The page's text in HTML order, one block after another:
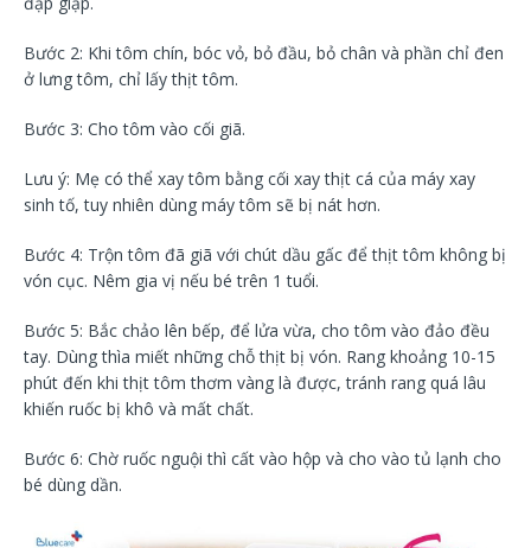
Bước 2: Khi tôm chín, bóc vỏ, bỏ đầu, bỏ chân và phần chỉ đen
ở lưng tôm, chỉ lấy thịt tôm.
Bước 3: Cho tôm vào cối giã.
Lưu ý: Mẹ có thể xay tôm bằng cối xay thịt cá của máy xay
sinh tố, tuy nhiên dùng máy tôm sẽ bị nát hơn.
Bước 4: Trộn tôm đã giã với chút dầu gấc để thịt tôm không bị
vón cục. Nêm gia vị nếu bé trên 1 tuổi.
Bước 5: Bắc chảo lên bếp, để lửa vừa, cho tôm vào đảo đều
tay. Dùng thìa miết những chỗ thịt bị vón. Rang khoảng 10-15
phút đến khi thịt tôm thơm vàng là được, tránh rang quá lâu
khiến ruốc bị khô và mất chất.
Bước 6: Chờ ruốc nguội thì cất vào hộp và cho vào tủ lạnh cho
bé dùng dần.